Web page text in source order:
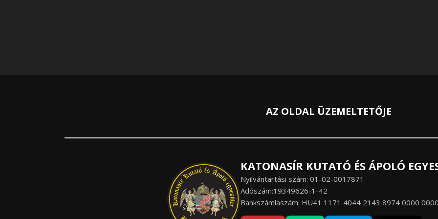
AZ OLDAL ÜZEMELTETŐJE
KATONASÍR KUTATÓ ÉS ÁPOLÓ
Nyilvántartási szám: 01-02-0017871
Adószám:19349626-1-42
Bankszámlaszám: HU41 1171 4044 2143 8974 0000 0000